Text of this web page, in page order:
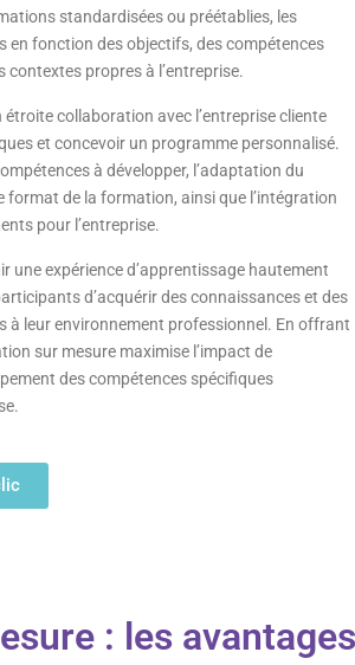
standardisées ou préétablies, les
fonction des objectifs, des compétences
propres à l’entreprise.
collaboration avec l’entreprise cliente
et concevoir un programme personnalisé.
à développer, l’adaptation du
format de la formation, ainsi que l’intégration
pour l’entreprise.
une expérience d’apprentissage hautement
d’acquérir des connaissances et des
à leur environnement professionnel. En offrant
sur mesure maximise l’impact de
des compétences spécifiques
: les